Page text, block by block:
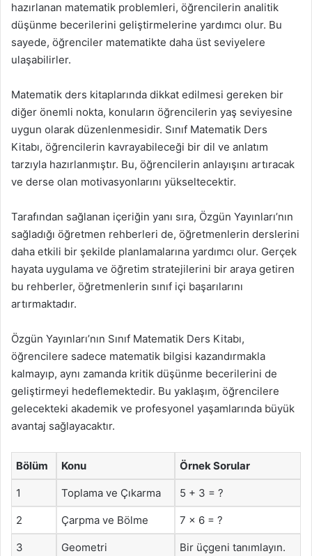
hazırlanan matematik problemleri, öğrencilerin analitik
düşünme becerilerini geliştirmelerine yardımcı olur. Bu
sayede, öğrenciler matematikte daha üst seviyelere
ulaşabilirler.
Matematik ders kitaplarında dikkat edilmesi gereken bir
diğer önemli nokta, konuların öğrencilerin yaş seviyesine
uygun olarak düzenlenmesidir. Sınıf Matematik Ders
Kitabı, öğrencilerin kavrayabileceği bir dil ve anlatım
tarzıyla hazırlanmıştır. Bu, öğrencilerin anlayışını artıracak
ve derse olan motivasyonlarını yükseltecektir.
Tarafından sağlanan içeriğin yanı sıra, Özgün Yayınları’nın
sağladığı öğretmen rehberleri de, öğretmenlerin derslerini
daha etkili bir şekilde planlamalarına yardımcı olur. Gerçek
hayata uygulama ve öğretim stratejilerini bir araya getiren
bu rehberler, öğretmenlerin sınıf içi başarılarını
artırmaktadır.
Özgün Yayınları’nın Sınıf Matematik Ders Kitabı,
öğrencilere sadece matematik bilgisi kazandırmakla
kalmayıp, aynı zamanda kritik düşünme becerilerini de
geliştirmeyi hedeflemektedir. Bu yaklaşım, öğrencilere
gelecekteki akademik ve profesyonel yaşamlarında büyük
avantaj sağlayacaktır.
Bölüm Konu Örnek Sorular
1 Toplama ve Çıkarma 5 + 3 = ?
2 Çarpma ve Bölme 7 x 6 = ?
3 Geometri Bir üçgeni tanımlayın.